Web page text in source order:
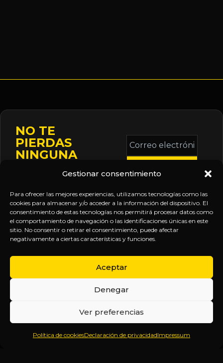
Gestionar consentimiento
Para ofrecer las mejores experiencias, utilizamos tecnologías como las
cookies para almacenar y/o acceder a la información del dispositivo. El
consentimiento de estas tecnologías nos permitirá procesar datos como
el comportamiento de navegación o las identificaciones únicas en este
sitio. No consentir o retirar el consentimiento, puede afectar
negativamente a ciertas características y funciones.
Aceptar
Denegar
Ver preferencias
Política de cookiesDeclaración de privacidadImpressum
NO TE
PIERDAS
NINGUNA
Mantente informado
sobre la agenda de
eventos, nuevas
publicaciones y
actualizaciones de tu
suscripción.
Correo
electrónico
*
Inicio
Sobre
Política
de
SÍGUENOS